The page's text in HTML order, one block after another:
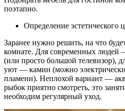
поэтапно.
Определение эстетического
Заранее нужно решить, на что
комнате. Для современных людей
(или просто большой телевизор),
уют — камин (можно
пламени). Неплохой вариант —
рыбок приятно смотреть, это
необходим регулярный уход.